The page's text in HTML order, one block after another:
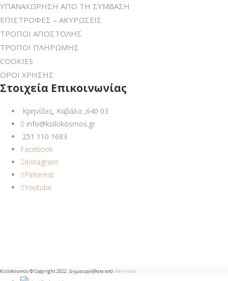
ΥΠΑΝΑΧΩΡΗΣΗ ΑΠΟ ΤΗ ΣΥΜΒΑΣΗ
ΕΠΙΣΤΡΟΦΕΣ – ΑΚΥΡΩΣΕΙΣ
ΤΡΟΠΟΙ ΑΠΟΣΤΟΛΗΣ
ΤΡΟΠΟΙ ΠΛΗΡΩΜΗΣ
COOKIES
ΟΡΟΙ ΧΡΗΣΗΣ
Στοιχεία Επικοινωνίας
Κρηνίδες, Καβάλα ,640 03
info@ksilokosmos.gr
251 110 1683
Facebook
Instagram
Pinterest
Youtube
Ksilokosmos © Copyright 2022. Δημιουργήθηκε απόWeb-mate